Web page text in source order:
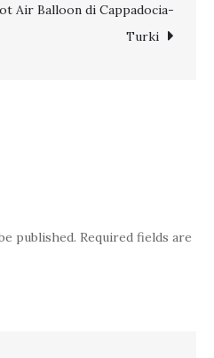
Air Balloon di Cappadocia-
Turki
published. Required fields are